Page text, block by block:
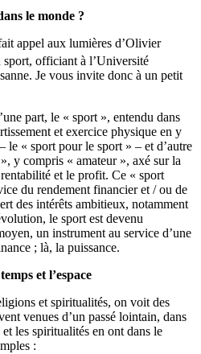
le monde ?
appel aux lumières d’Olivier
sport, officiant à l’Université
Je vous invite donc à un petit
part, le « sport », entendu dans
et exercice physique en y
– le « sport pour le sport » – et d’autre
y compris « amateur », axé sur la
et le profit. Ce « sport
du rendement financier et / ou de
des intérêts ambitieux, notamment
le sport est devenu
un instrument au service d’une
; là, la puissance.
et l’espace
et spiritualités, on voit des
venues d’un passé lointain, dans
les spiritualités en ont dans le
: